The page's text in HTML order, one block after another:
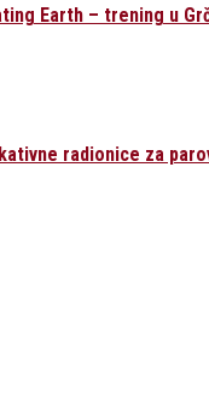
Earth – trening u
radionice za